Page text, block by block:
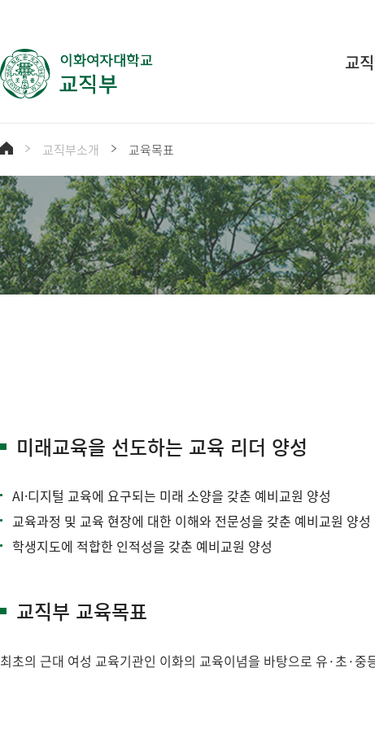
교
교직부소개 교육목표
미래교육을 선도하는 교육 리더 양성
AI·디지털 교육에 요구되는 미래 소양을 갖춘 예비교원 양성
교육과정 및 교육 현장에 대한 이해와 전문성을 갖춘 예비교원 양성
학생지도에 적합한 인적성을 갖춘 예비교원 양성
교직부 교육목표
최초의 근대 여성 교육기관인 이화의 교육이념을 바탕으로 유·초·